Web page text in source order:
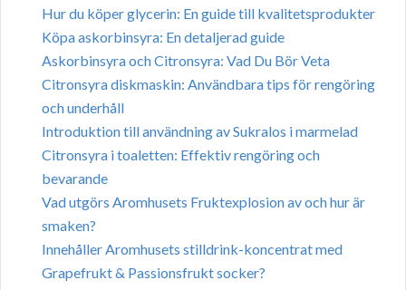
Hur du köper glycerin: En guide till kvalitetsprodukter
Köpa askorbinsyra: En detaljerad guide
Askorbinsyra och Citronsyra: Vad Du Bör Veta
Citronsyra diskmaskin: Användbara tips för rengöring
och underhåll
Introduktion till användning av Sukralos i marmelad
Citronsyra i toaletten: Effektiv rengöring och
bevarande
Vad utgörs Aromhusets Fruktexplosion av och hur är
smaken?
Innehåller Aromhusets stilldrink-koncentrat med
Grapefrukt & Passionsfrukt socker?